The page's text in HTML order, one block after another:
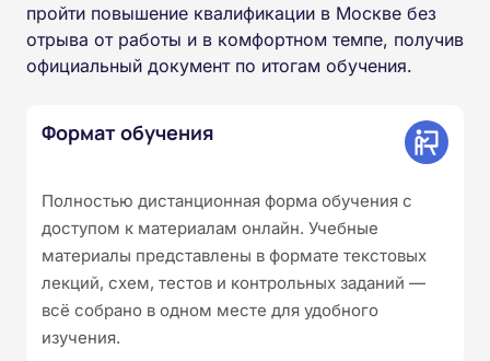
пройти повышение квалификации в Москве без
отрыва от работы и в комфортном темпе, получив
официальный документ по итогам обучения.
Формат обучения
Полностью дистанционная форма обучения с
доступом к материалам онлайн. Учебные
материалы представлены в формате текстовых
лекций, схем, тестов и контрольных заданий —
всё собрано в одном месте для удобного
изучения.